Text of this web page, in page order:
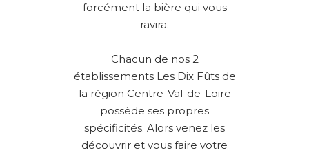
forcément la bière qui vous
ravira.
Chacun de nos 2
établissements Les Dix Fûts de
la région Centre-Val-de-Loire
possède ses propres
spécificités. Alors venez les
découvrir et vous faire votre